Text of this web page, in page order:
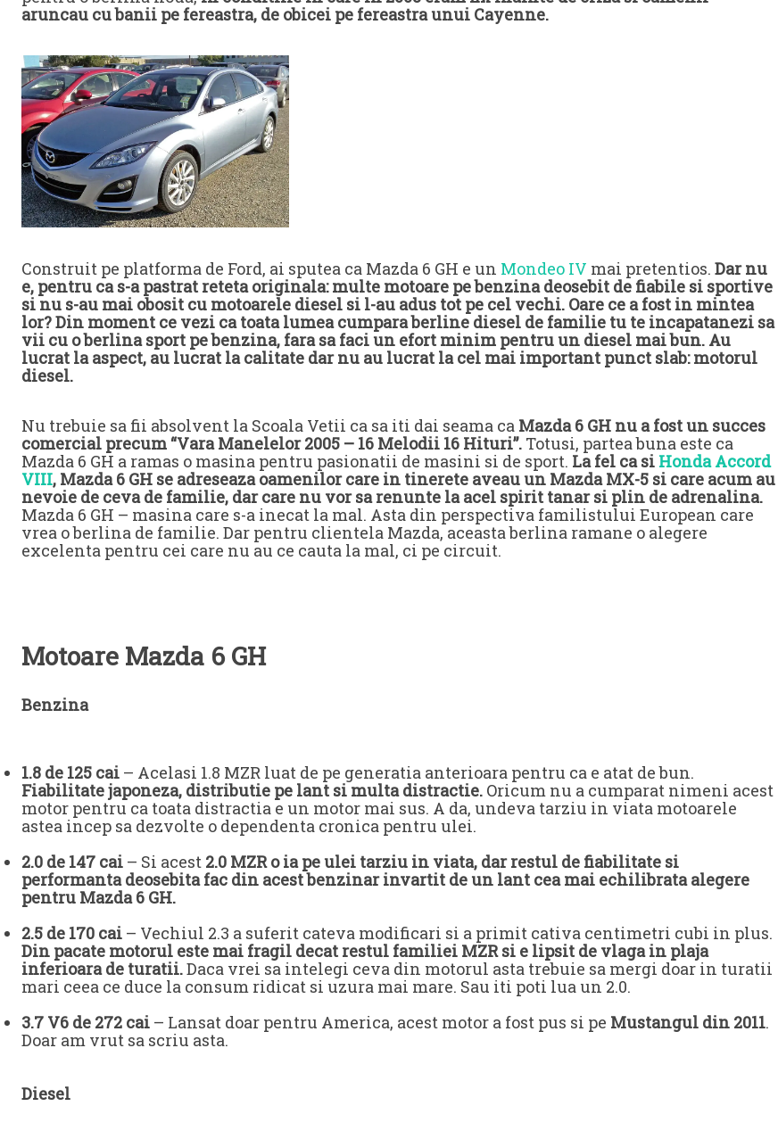
aruncau cu banii pe fereastra, de obicei pe fereastra unui Cayenne.
Construit pe platforma de Ford, ai sputea ca Mazda 6 GH e un Mondeo IV mai pretentios. Dar nu
e, pentru ca s-a pastrat reteta originala: multe motoare pe benzina deosebit de fiabile si sportive
si nu s-au mai obosit cu motoarele diesel si l-au adus tot pe cel vechi. Oare ce a fost in mintea
lor? Din moment ce vezi ca toata lumea cumpara berline diesel de familie tu te incapatanezi sa
vii cu o berlina sport pe benzina, fara sa faci un efort minim pentru un diesel mai bun. Au
lucrat la aspect, au lucrat la calitate dar nu au lucrat la cel mai important punct slab: motorul
diesel.
Nu trebuie sa fii absolvent la Scoala Vetii ca sa iti dai seama ca Mazda 6 GH nu a fost un succes
comercial precum “Vara Manelelor 2005 – 16 Melodii 16 Hituri”. Totusi, partea buna este ca
Mazda 6 GH a ramas o masina pentru pasionatii de masini si de sport. La fel ca si Honda Accord
VIII, Mazda 6 GH se adreseaza oamenilor care in tinerete aveau un Mazda MX-5 si care acum au
nevoie de ceva de familie, dar care nu vor sa renunte la acel spirit tanar si plin de adrenalina.
Mazda 6 GH – masina care s-a inecat la mal. Asta din perspectiva familistului European care
vrea o berlina de familie. Dar pentru clientela Mazda, aceasta berlina ramane o alegere
excelenta pentru cei care nu au ce cauta la mal, ci pe circuit.
Motoare Mazda 6 GH
Benzina
1.8 de 125 cai – Acelasi 1.8 MZR luat de pe generatia anterioara pentru ca e atat de bun.
Fiabilitate japoneza, distributie pe lant si multa distractie. Oricum nu a cumparat nimeni acest
motor pentru ca toata distractia e un motor mai sus. A da, undeva tarziu in viata motoarele
astea incep sa dezvolte o dependenta cronica pentru ulei.
2.0 de 147 cai – Si acest 2.0 MZR o ia pe ulei tarziu in viata, dar restul de fiabilitate si
performanta deosebita fac din acest benzinar invartit de un lant cea mai echilibrata alegere
pentru Mazda 6 GH.
2.5 de 170 cai – Vechiul 2.3 a suferit cateva modificari si a primit cativa centimetri cubi in plus.
Din pacate motorul este mai fragil decat restul familiei MZR si e lipsit de vlaga in plaja
inferioara de turatii.Daca vrei sa intelegi ceva din motorul asta trebuie sa mergi doar in turatii
mari ceea ce duce la consum ridicat si uzura mai mare. Sau iti poti lua un 2.0.
3.7 V6 de 272 cai – Lansat doar pentru America, acest motor a fost pus si pe Mustangul din 2011.
Doar am vrut sa scriu asta.
Diesel